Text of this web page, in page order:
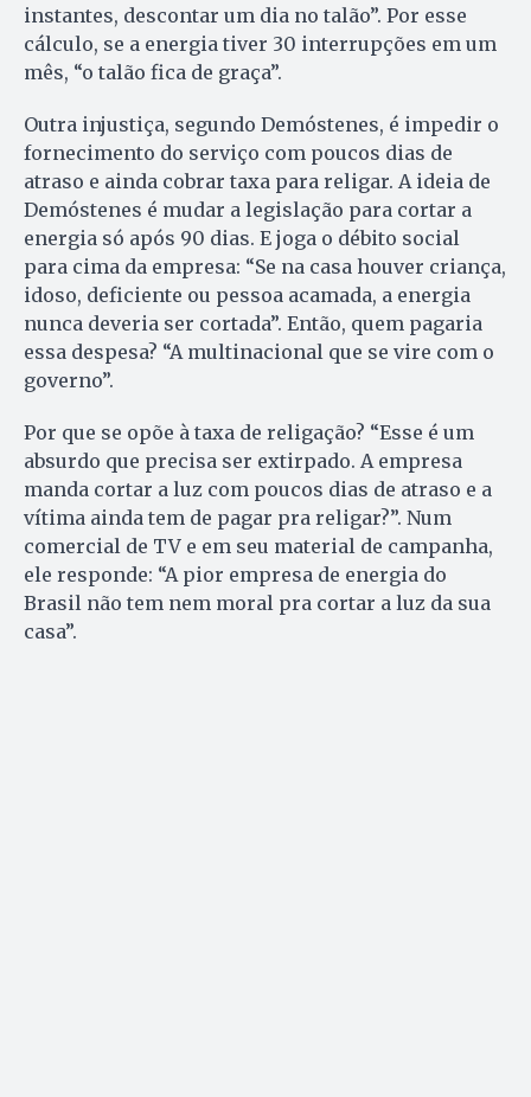
instantes, descontar um dia no talão”. Por esse
cálculo, se a energia tiver 30 interrupções em um
mês, “o talão fica de graça”.
Outra injustiça, segundo Demóstenes, é impedir o
fornecimento do serviço com poucos dias de
atraso e ainda cobrar taxa para religar. A ideia de
Demóstenes é mudar a legislação para cortar a
energia só após 90 dias. E joga o débito social
para cima da empresa: “Se na casa houver criança,
idoso, deficiente ou pessoa acamada, a energia
nunca deveria ser cortada”. Então, quem pagaria
essa despesa? “A multinacional que se vire com o
governo”.
Por que se opõe à taxa de religação? “Esse é um
absurdo que precisa ser extirpado. A empresa
manda cortar a luz com poucos dias de atraso e a
vítima ainda tem de pagar pra religar?”. Num
comercial de TV e em seu material de campanha,
ele responde: “A pior empresa de energia do
Brasil não tem nem moral pra cortar a luz da sua
casa”.